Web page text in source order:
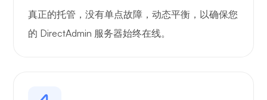
真正的托管，没有单点故障，动态平衡，以确保您
的 DirectAdmin 服务器始终在线。